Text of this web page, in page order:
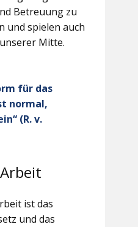
Betreuung zu
und spielen auch
Mitte.
für das
normal,
(R. v.
ist das
und das